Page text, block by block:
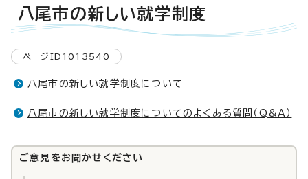
八尾市の新しい就学制度
ページID1013540
八尾市の新しい就学制度について
八尾市の新しい就学制度についてのよくある質問（Q&A）
ご意見をお聞かせください